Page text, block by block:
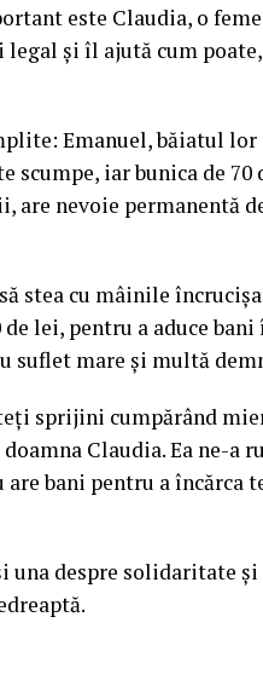
este Claudia, o
și îl ajută cum
Emanuel, băiatul lor
scumpe, iar bunica de 70
are nevoie permanentă
stea cu mâinile
lei, pentru a aduce bani
suflet mare și multă
sprijini cumpărând
doamna Claudia. Ea ne-a
bani pentru a încărca
una despre solidaritate